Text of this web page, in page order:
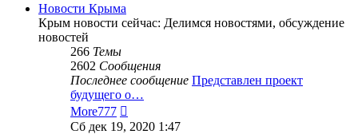
Новости Крыма
Крым новости сейчас: Делимся новостями, обсуждение
новостей
266 Темы
2602 Сообщения
Последнее сообщение Представлен проект
будущего о…
More777
к
Сб дек 19, 2020 1:47